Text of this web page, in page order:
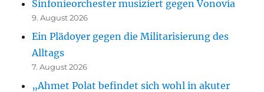
Sinfonieorchester musiziert gegen Vonovia
9. August 2026
Ein Plädoyer gegen die Militarisierung des
Alltags
7. August 2026
„Ahmet Polat befindet sich wohl in akuter